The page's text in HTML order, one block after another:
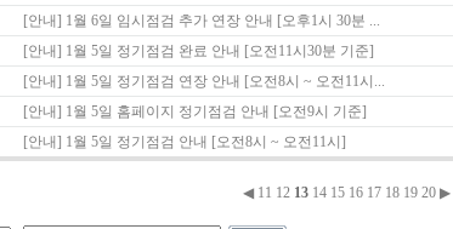
[안내] 1월 6일 임시점검 추가 연장 안내 [오후1시 30분 ...
[안내] 1월 5일 정기점검 완료 안내 [오전11시30분 기준]
[안내] 1월 5일 정기점검 연장 안내 [오전8시 ~ 오전11시...
[안내] 1월 5일 홈페이지 정기점검 안내 [오전9시 기준]
[안내] 1월 5일 정기점검 안내 [오전8시 ~ 오전11시]
◀ 11 12 13 14 15 16 17 18 19 20 ▶